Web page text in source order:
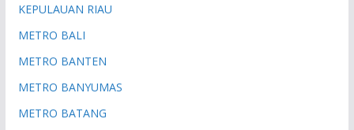
KEPULAUAN RIAU
METRO BALI
METRO BANTEN
METRO BANYUMAS
METRO BATANG